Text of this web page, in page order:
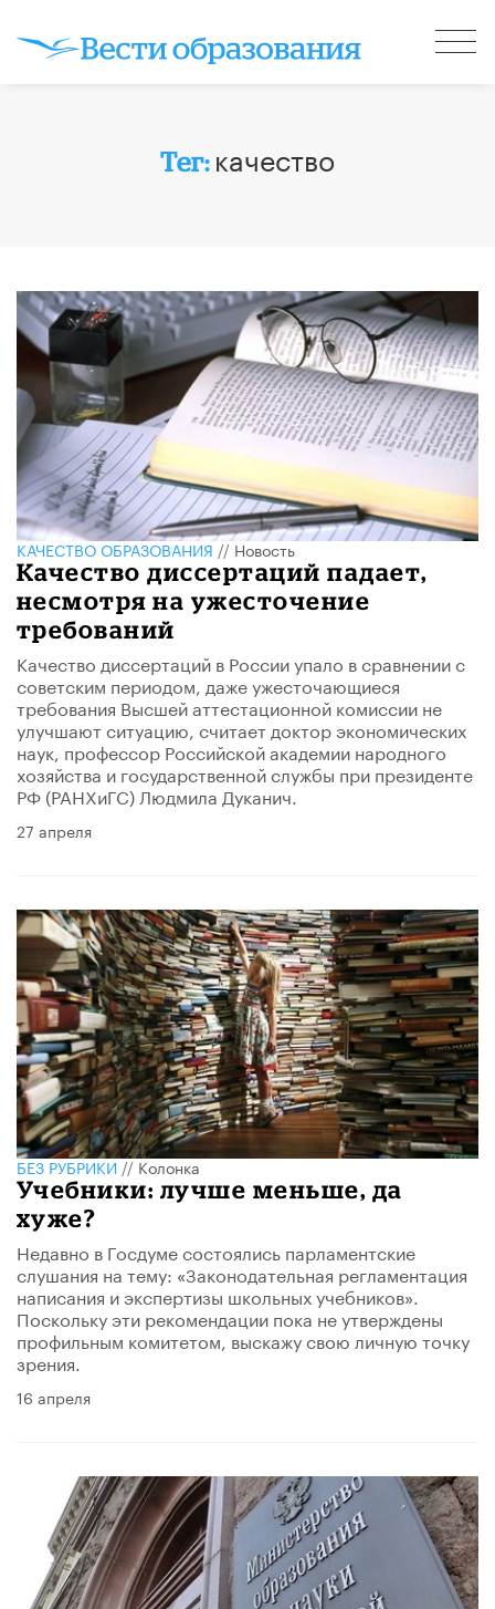
Тег: качество
КАЧЕСТВО ОБРАЗОВАНИЯ//Новость
Качество диссертаций падает,
несмотря на ужесточение
требований
Качество диссертаций в России упало в сравнении с
советским периодом, даже ужесточающиеся
требования Высшей аттестационной комиссии не
улучшают ситуацию, считает доктор экономических
наук, профессор Российской академии народного
хозяйства и государственной службы при президенте
РФ (РАНХиГС) Людмила Дуканич.
27 апреля
БЕЗ РУБРИКИ//Колонка
Учебники: лучше меньше, да
хуже?
Недавно в Госдуме состоялись парламентские
слушания на тему: «Законодательная регламентация
написания и экспертизы школьных учебников».
Поскольку эти рекомендации пока не утверждены
профильным комитетом, выскажу свою личную точку
зрения.
16 апреля